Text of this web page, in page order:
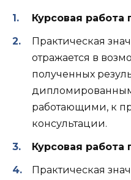
Курсовая работа
Практическая
отражается в
полученных
работающими, к
консультации.
Курсовая работа
Практическая